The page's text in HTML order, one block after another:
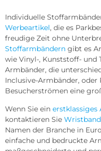
Individuelle
Werbeartikel, die es
freudige Zeit ohne
Stoffarmbändern gibt es
wie Vinyl-, Kunststoff- und
Armbänder, die
Inclusive-Armbänder, oder
Besucherströmen eine
Wenn Sie ein
kontaktieren Sie
Namen der Branche in
einfache und bedruckte